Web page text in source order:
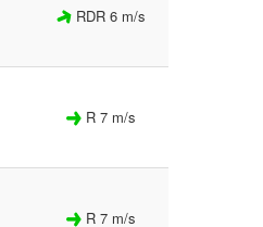
RDR 6 m/s
R 7 m/s
R 7 m/s